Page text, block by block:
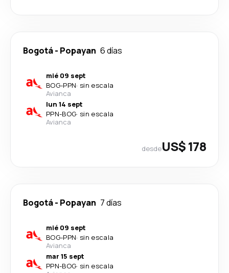
Bogotá- Popayan 6 días
mié 09 sept
BOG-PPN· sin escala
Avianca
lun 14 sept
PPN-BOG· sin escala
Avianca
desdeUS$ 178
Bogotá- Popayan 7 días
mié 09 sept
BOG-PPN· sin escala
Avianca
mar 15 sept
PPN-BOG· sin escala